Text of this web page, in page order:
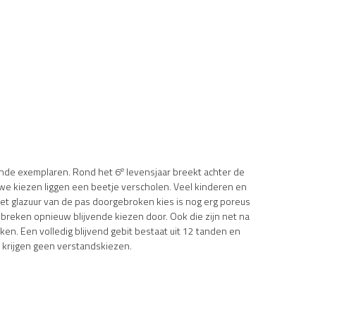
exemplaren. Rond het 6e levensjaar breekt achter de
kiezen liggen een beetje verscholen. Veel kinderen en
glazuur van de pas doorgebroken kies is nog erg poreus
opnieuw blijvende kiezen door. Ook die zijn net na
Een volledig blijvend gebit bestaat uit 12 tanden en
geen verstandskiezen.